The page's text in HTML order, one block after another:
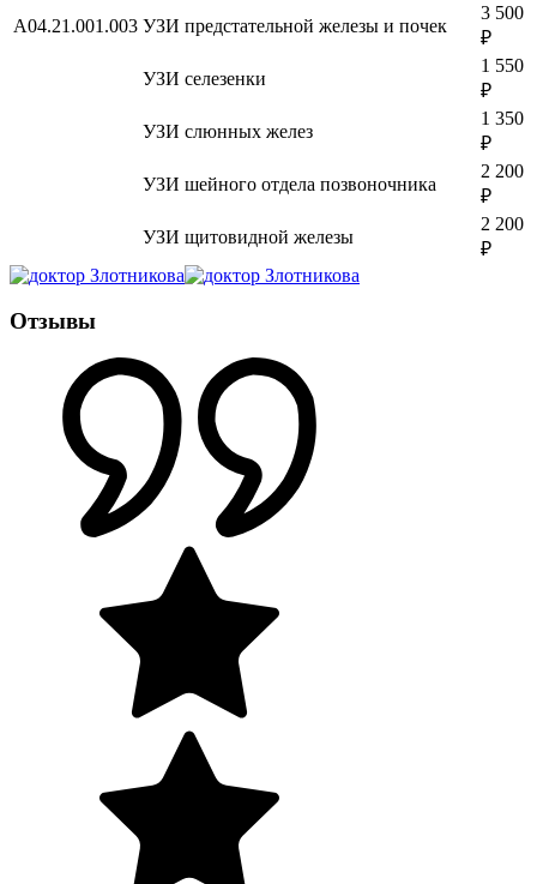
A04.21.001.003 УЗИ предстательной железы и почек
3 500
₽
УЗИ селезенки
1 550
₽
УЗИ слюнных желез
1 350
₽
УЗИ шейного отдела позвоночника
2 200
₽
УЗИ щитовидной железы
2 200
₽
Отзывы